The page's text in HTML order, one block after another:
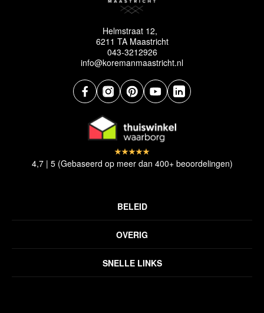
Helmstraat 12,
6211 TA Maastricht
043-3212926
info@koremanmaastricht.nl
SNELLE LINKS
OVERIG
Inspiratie
BELEID
Disclaimer
Verzendbeleid
4,7 | 5 (Gebaseerd op meer dan 400+ beoordelingen)